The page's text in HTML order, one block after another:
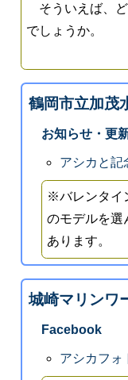
そういえば、
でしょうか。
鶴岡市立加茂
お知らせ・更
アシカと記
※バレンタイ
のモデルを選
あります。
城崎マリンワ
Facebook
アシカフォ